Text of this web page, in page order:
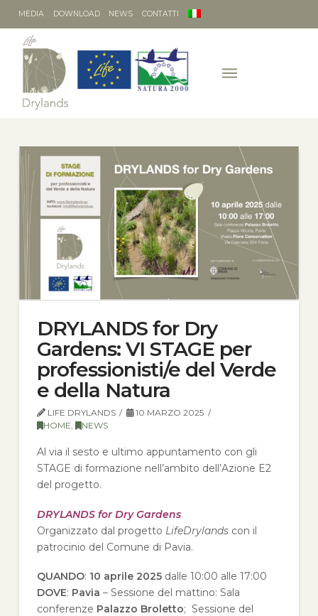
MEDIA DOWNLOAD NEWS CONTATTI
DRYLANDS for Dry
Gardens: VI STAGE per
professionisti/e del Verde
e della Natura
LIFE DRYLANDS
10 MARZO 2025
HOME
NEWS
Al via il sesto e ultimo appuntamento con gli
STAGE di formazione nell’ambito dell’Azione E2
del progetto.
DRYLANDS for Dry Gardens
Organizzato dal progetto LifeDrylandscon il
patrocinio del Comune di Pavia.
QUANDO: 10 aprile 2025dalle 10:00 alle 17:00
DOVE: Pavia – Sessione del mattino: Sala
conferenze Palazzo Broletto; Sessione del